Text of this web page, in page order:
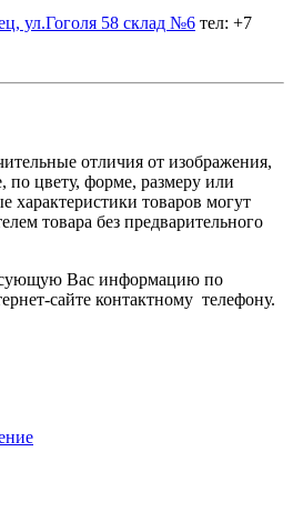
ул.Гоголя 58 склад №6 тел: +7
отличия от изображения,
по цвету, форме, размеру или
характеристики товаров могут
товара без предварительного
Вас информацию по
сайте контактному телефону.